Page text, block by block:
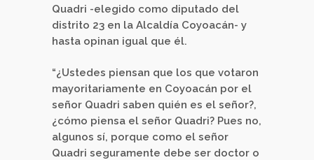
Quadri -elegido como diputado del
distrito 23 en la Alcaldía Coyoacán- y
hasta opinan igual que él.
“¿Ustedes piensan que los que votaron
mayoritariamente en Coyoacán por el
señor Quadri saben quién es el señor?,
¿cómo piensa el señor Quadri? Pues no,
algunos sí, porque como el señor
Quadri seguramente debe ser doctor o